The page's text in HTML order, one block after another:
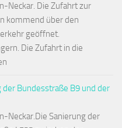
Neckar. Die Zufahrt zur
kommend über den
geöffnet.
Die Zufahrt in die
Bundesstraße B9 und der
Neckar.Die Sanierung der